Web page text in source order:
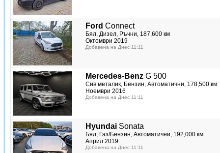
Ford Connect
Бял, Дизел, Ръчни, 187,600 км
Октомври 2019
Добавена на Днес 11:11
Mercedes-Benz G 500
Сив металик, Бензин, Автоматични, 178,500 км
Ноември 2016
Добавена на Днес 11:11
Hyundai Sonata
Бял, Газ/Бензин, Автоматични, 192,000 км
Април 2019
Добавена на Днес 11:11